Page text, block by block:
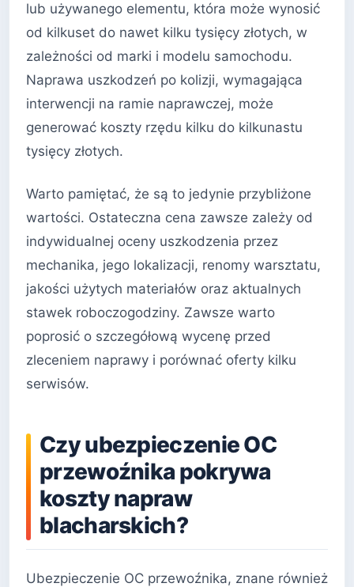
lub używanego elementu, która może wynosić
od kilkuset do nawet kilku tysięcy złotych, w
zależności od marki i modelu samochodu.
Naprawa uszkodzeń po kolizji, wymagająca
interwencji na ramie naprawczej, może
generować koszty rzędu kilku do kilkunastu
tysięcy złotych.
Warto pamiętać, że są to jedynie przybliżone
wartości. Ostateczna cena zawsze zależy od
indywidualnej oceny uszkodzenia przez
mechanika, jego lokalizacji, renomy warsztatu,
jakości użytych materiałów oraz aktualnych
stawek roboczogodziny. Zawsze warto
poprosić o szczegółową wycenę przed
zleceniem naprawy i porównać oferty kilku
serwisów.
Czy ubezpieczenie OC
przewoźnika pokrywa
koszty napraw
blacharskich?
Ubezpieczenie OC przewoźnika, znane również